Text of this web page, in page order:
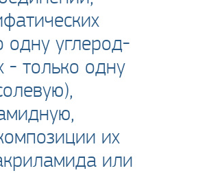
одну углерод-
- только одну
их
или